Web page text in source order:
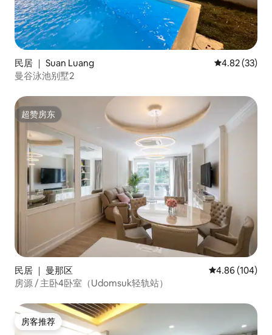
民居 ｜ Suan Luang 平均评分
4.82 (33)
曼谷泳池别墅2
超赞房东
超赞房东
民居 ｜ 曼那区 平均评分 4.86
4.86 (104)
房源 / 主卧4卧室（Udomsuk轻轨站）
房客推荐
房客推荐